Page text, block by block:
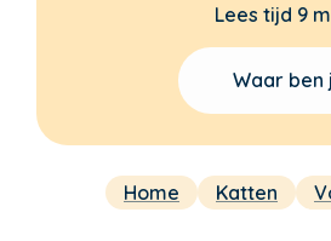
Lees tijd 9
Home Katten